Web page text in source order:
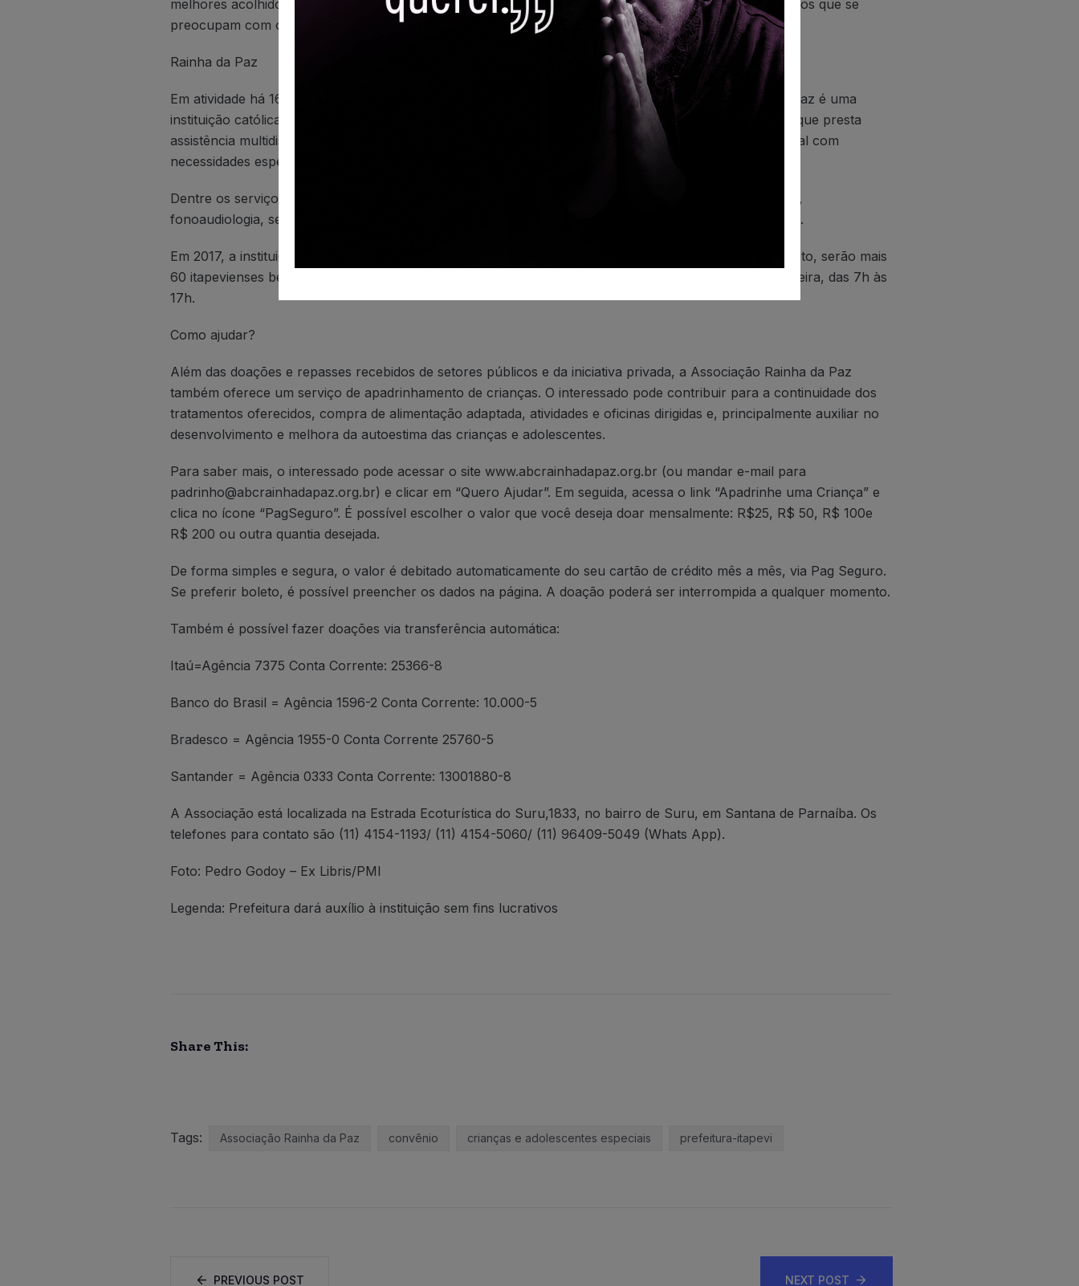
melhores acolhidos e receberão melhor tratamento com mais suporte financeiro. É gratificante sabermos que se
preocupam com os nossos filhos”, disse.
Rainha da Paz
Em atividade há 16 anos, a Rainha da Paz A Associação Beneficente Comunidade de Amor Rainha da Paz é uma
instituição católica sem fins lucrativos, vinculada à Paróquia Bom Pastor (Alphaville, Diocese Jundiaí), que presta
assistência multidisciplinar a centenas de crianças e adolescentes em condições de vulnerabilidade social com
necessidades especiais e suas famílias.
Dentre os serviços oferecidos, estão apoio pedagógico, enfermagem, terapia ocupacional, odontologia,
fonoaudiologia, serviço social, fisioterapia, psicologia, nutrição, hippoterapia, informática e hidroterapia.
Em 2017, a instituição atendeu 357 crianças e adolescentes, sendo 56 delas de Itapevi – agora, em agosto, serão mais
60 itapevienses beneficiados. A entidade fica em Santana do Parnaíba e funciona de segunda a sexta-feira, das 7h às
17h.
Como ajudar?
Além das doações e repasses recebidos de setores públicos e da iniciativa privada, a Associação Rainha da Paz
também oferece um serviço de apadrinhamento de crianças. O interessado pode contribuir para a continuidade dos
tratamentos oferecidos, compra de alimentação adaptada, atividades e oficinas dirigidas e, principalmente auxiliar no
desenvolvimento e melhora da autoestima das crianças e adolescentes.
Para saber mais, o interessado pode acessar o site www.abcrainhadapaz.org.br (ou mandar e-mail para
padrinho@abcrainhadapaz.org.br) e clicar em “Quero Ajudar”. Em seguida, acessa o link “Apadrinhe uma Criança” e
clica no ícone “PagSeguro”. É possível escolher o valor que você deseja doar mensalmente: R$25, R$ 50, R$ 100e
R$ 200 ou outra quantia desejada.
De forma simples e segura, o valor é debitado automaticamente do seu cartão de crédito mês a mês, via Pag Seguro.
Se preferir boleto, é possível preencher os dados na página. A doação poderá ser interrompida a qualquer momento.
Também é possível fazer doações via transferência automática:
Itaú=Agência 7375 Conta Corrente: 25366-8
Banco do Brasil = Agência 1596-2 Conta Corrente: 10.000-5
Bradesco = Agência 1955-0 Conta Corrente 25760-5
Santander = Agência 0333 Conta Corrente: 13001880-8
A Associação está localizada na Estrada Ecoturística do Suru,1833, no bairro de Suru, em Santana de Parnaíba. Os
telefones para contato são (11) 4154-1193/ (11) 4154-5060/ (11) 96409-5049 (Whats App).
Foto: Pedro Godoy – Ex Libris/PMI
Legenda: Prefeitura dará auxílio à instituição sem fins lucrativos
Share This:
Tags: Associação Rainha da Paz convênio crianças e adolescentes especiais prefeitura-itapevi
PREVIOUS POST NEXT POST